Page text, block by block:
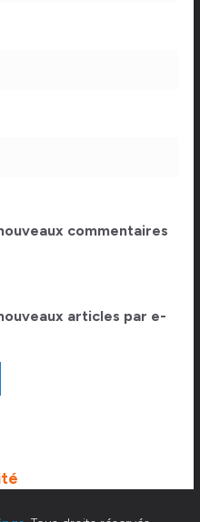
commentaires
articles par e-